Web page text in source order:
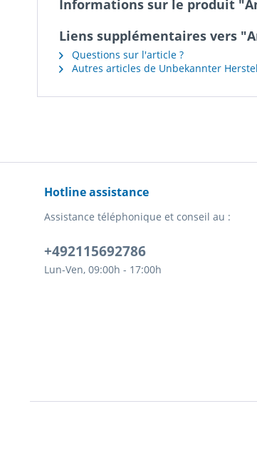
Informations sur le produit
Liens supplémentaires vers
Questions sur l'article ?
Autres articles de Unbekannter
Hotline assistance
Assistance téléphonique et conseil au :
+492115692786
Lun-Ven, 09:00h - 17:00h